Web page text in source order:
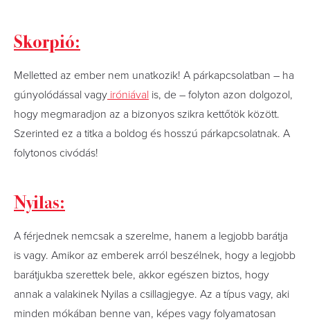
Skorpió:
Melletted az ember nem unatkozik! A párkapcsolatban – ha
gúnyolódással vagy iróniával is, de – folyton azon dolgozol,
hogy megmaradjon az a bizonyos szikra kettőtök között.
Szerinted ez a titka a boldog és hosszú párkapcsolatnak. A
folytonos civódás!
Nyilas:
A férjednek nemcsak a szerelme, hanem a legjobb barátja
is vagy. Amikor az emberek arról beszélnek, hogy a legjobb
barátjukba szerettek bele, akkor egészen biztos, hogy
annak a valakinek Nyilas a csillagjegye. Az a típus vagy, aki
minden mókában benne van, képes vagy folyamatosan